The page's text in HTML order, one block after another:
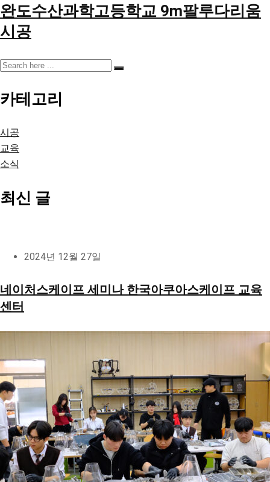
완도수산과학고등학교 9m팔루다리움
시공
카테고리
시공
교육
소식
최신 글
2024년 12월 27일
네이처스케이프 세미나 한국아쿠아스케이프 교육
센터